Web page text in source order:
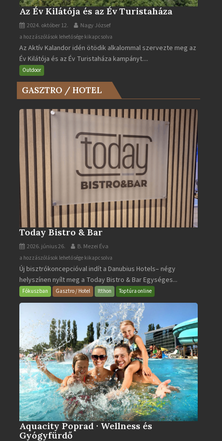
Az Év Kilátója és az Év Turistaháza
2024. október 12. Nagy József
Az
Év
Kilátója
és
az
Év
bejegyzéshez
a hozzászólások lehetősége kikapcsolva
Az Aktív Kalandor idén ötödik alkalommal szervezte meg az
Év Kilátója és az Év Turistaháza kampányt....
Outdoor
GASZTRO / HOTEL
Today Bistro & Bar
2026. június 26. B. Mezei Éva
Today
Bistro
&
Bar
bejegyzéshez
a hozzászólások lehetősége kikapcsolva
Új bisztrókoncepcióval indít a Danubius Hotels– négy
helyszínen nyílt meg a Today Bistro & Bar Egységes...
Fókuszban Gasztro / Hotel Itthon Toptúra online
Aquacity Poprad · Wellness és
Gyógyfürdő